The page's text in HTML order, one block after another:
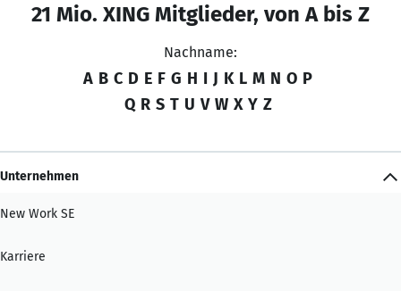
21 Mio. XING Mitglieder, von A bis Z
Nachname:
A B C D E F G H I J K L M N O P
Q R S T U V W X Y Z
Unternehmen
New Work SE
Karriere